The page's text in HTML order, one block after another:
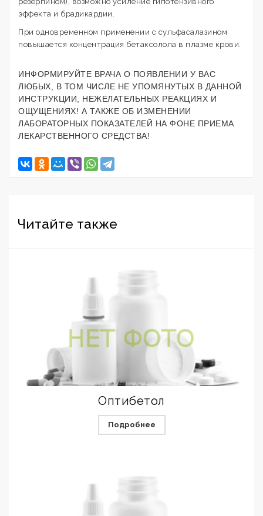
эффекта и брадикардии.
При одновременном применении с сульфасалазином
повышается концентрация бетаксолола в плазме крови.
ИНФОРМИРУЙТЕ ВРАЧА О ПОЯВЛЕНИИ У ВАС
ЛЮБЫХ, В ТОМ ЧИСЛЕ НЕ УПОМЯНУТЫХ В ДАННОЙ
ИНСТРУКЦИИ, НЕЖЕЛАТЕЛЬНЫХ РЕАКЦИЯХ И
ОЩУЩЕНИЯХ! А ТАКЖЕ ОБ ИЗМЕНЕНИИ
ЛАБОРАТОРНЫХ ПОКАЗАТЕЛЕЙ НА ФОНЕ ПРИЕМА
ЛЕКАРСТВЕННОГО СРЕДСТВА!
Читайте также
Оптибетол
Подробнее